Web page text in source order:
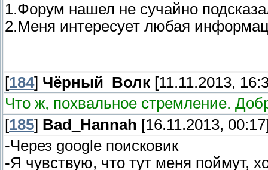
1.Форум нашел не сучайно
2.Меня интересует любая
[184] Чёрный_Волк [11.11.2013,
Что ж, похвальное стремление.
[185] Bad_Hannah [16.11.2013,
-Через google поисковик
-Я чувствую, что тут меня поймут,